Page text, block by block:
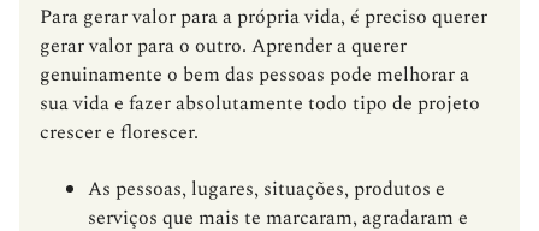
Para gerar valor para a própria vida, é preciso querer
gerar valor para o outro. Aprender a querer
genuinamente o bem das pessoas pode melhorar a
sua vida e fazer absolutamente todo tipo de projeto
crescer e florescer.
As pessoas, lugares, situações, produtos e
serviços que mais te marcaram, agradaram e